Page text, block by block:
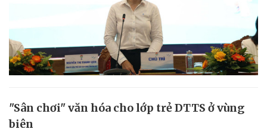
"Sân chơi" văn hóa cho lớp trẻ DTTS ở vùng
biên